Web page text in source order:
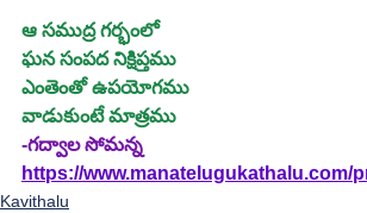
ఆ సముద్ర గర్భంలో
ఘన సంపద నిక్షిప్తము
ఎంతెంతో ఉపయోగము
వాడుకుంటే మాత్రము
-గద్వాల సోమన్న
https://www.manatelugukathalu.com/
Kavithalu